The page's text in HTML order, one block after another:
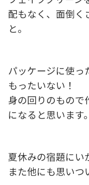
配もなく、面倒く
と。
パッケージに使っ
もったいない！
身の回りのもので
になると思います。
夏休みの宿題にい
また他にも思い